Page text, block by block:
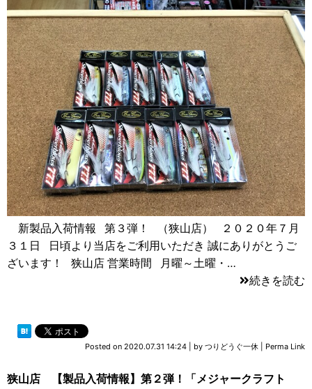
新製品入荷情報 第３弾！ （狭山店） ２０２０年７月
３１日 日頃より当店をご利用いただき 誠にありがとうご
ざいます！ 狭山店 営業時間 月曜～土曜・…
続きを読む
Posted on 2020.07.31 14:24 by つりどうぐ一休 Perma Link
狭山店 【製品入荷情報】第２弾！「メジャークラフト